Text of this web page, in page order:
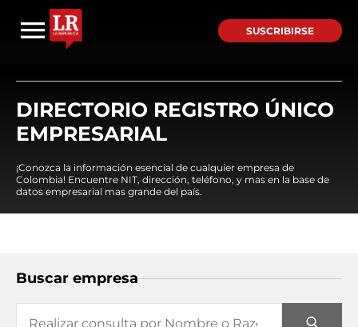
SUSCRIBIRSE
DIRECTORIO REGISTRO ÚNICO
EMPRESARIAL
¡Conozca la información esencial de cualquier empresa de
Colombia! Encuentre NIT, dirección, teléfono, y mas en la base de
datos empresarial mas grande del país.
Buscar empresa